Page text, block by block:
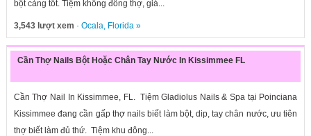
bột càng tốt. Tiệm không đông thợ, giá...
3,543 lượt xem · Ocala, Florida»
Cần Thợ Nails Bột Hoặc Chân Tay Nước In Kissimmee FL
Cần Thợ Nail In Kissimmee, FL. Tiệm Gladiolus Nails & Spa tại Poinciana
Kissimmee đang cần gấp thợ nails biết làm bột, dip, tay chân nước, ưu tiên
thợ biết làm đủ thứ. Tiệm khu đông...